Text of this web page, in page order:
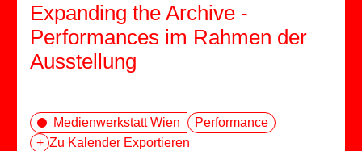
Expanding the Archive -
Performances im Rahmen der
Ausstellung
Medienwerkstatt Wien
Performance
+ Zu Kalender Exportieren